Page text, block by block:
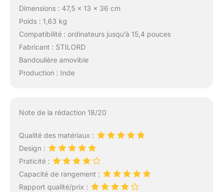
Dimensions : 47,5 x 13 x 36 cm
Poids : 1,63 kg
Compatibilité : ordinateurs jusqu’à 15,4 pouces
Fabricant : STILORD
Bandoulière amovible
Production : Inde
Note de la rédaction 18/20
Qualité des matériaux :
Design :
Praticité :
Capacité de rangement :
Rapport qualité/prix :